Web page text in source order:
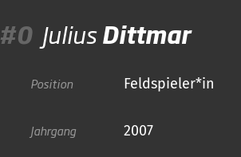
#0 JuliusDittmar
Position Feldspieler*in
Jahrgang 2007